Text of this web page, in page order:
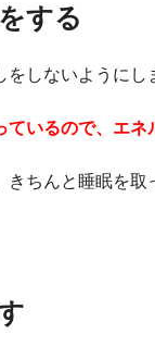
する
しないようにし
ているので、エ
きちんと睡眠を取